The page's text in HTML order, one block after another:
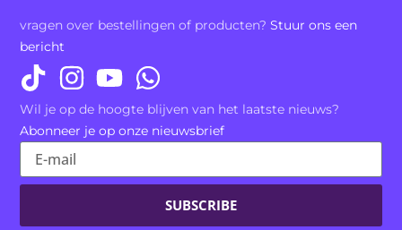
vragen over bestellingen of producten?Stuur ons een
bericht
Wil je op de hoogte blijven van het laatste nieuws?
Abonneer je op onze nieuwsbrief
SUBSCRIBE